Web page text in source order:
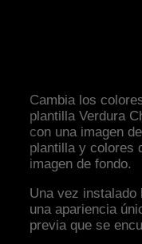
Cambia los
plantilla Verdura
con una imagen
plantilla y colores
imagen de fondo.
Una vez
una apariencia
previa que se